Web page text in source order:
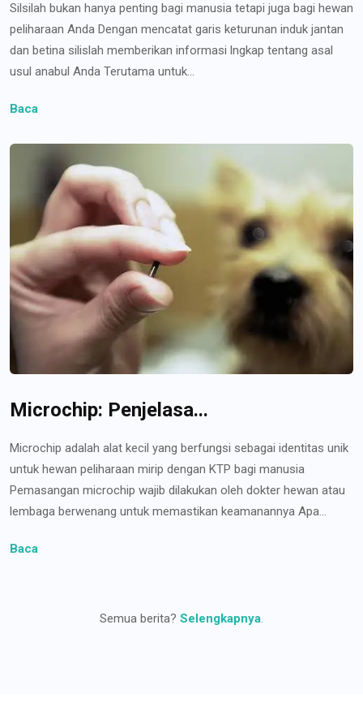
Silsilah bukan hanya penting bagi manusia tetapi juga bagi hewan
peliharaan Anda Dengan mencatat garis keturunan induk jantan
dan betina silislah memberikan informasi lngkap tentang asal
usul anabul Anda Terutama untuk...
Baca
Microchip: Penjelasa...
Microchip adalah alat kecil yang berfungsi sebagai identitas unik
untuk hewan peliharaan mirip dengan KTP bagi manusia
Pemasangan microchip wajib dilakukan oleh dokter hewan atau
lembaga berwenang untuk memastikan keamanannya Apa...
Baca
Semua berita? Selengkapnya